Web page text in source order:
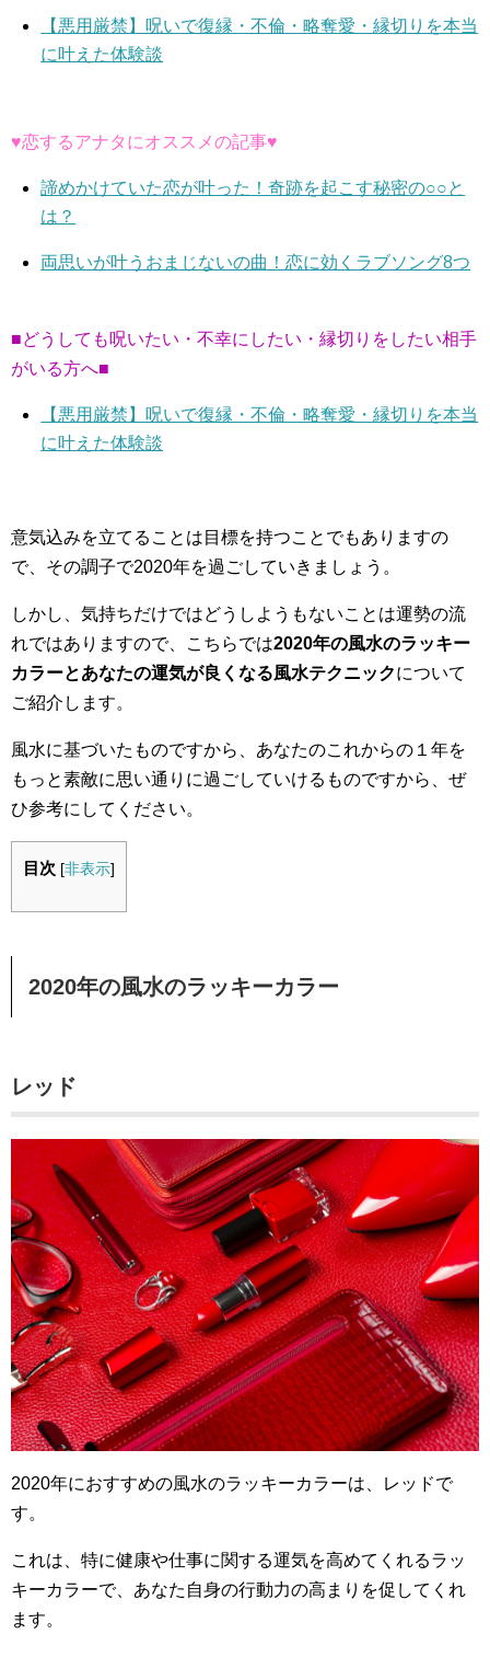
【悪用厳禁】呪いで復縁・不倫・略奪愛・縁切りを本当
に叶えた体験談
♥恋するアナタにオススメの記事♥
諦めかけていた恋が叶った！奇跡を起こす秘密の○○と
は？
両思いが叶うおまじないの曲！恋に効くラブソング8つ
■どうしても呪いたい・不幸にしたい・縁切りをしたい相手
がいる方へ■
【悪用厳禁】呪いで復縁・不倫・略奪愛・縁切りを本当
に叶えた体験談
意気込みを立てることは目標を持つことでもありますの
で、その調子で2020年を過ごしていきましょう。
しかし、気持ちだけではどうしようもないことは運勢の流
れではありますので、こちらでは2020年の風水のラッキー
カラーとあなたの運気が良くなる風水テクニックについて
ご紹介します。
風水に基づいたものですから、あなたのこれからの１年を
もっと素敵に思い通りに過ごしていけるものですから、ぜ
ひ参考にしてください。
目次 [非表示]
2020年の風水のラッキーカラー
レッド
2020年におすすめの風水のラッキーカラーは、レッドで
す。
これは、特に健康や仕事に関する運気を高めてくれるラッ
キーカラーで、あなた自身の行動力の高まりを促してくれ
ます。